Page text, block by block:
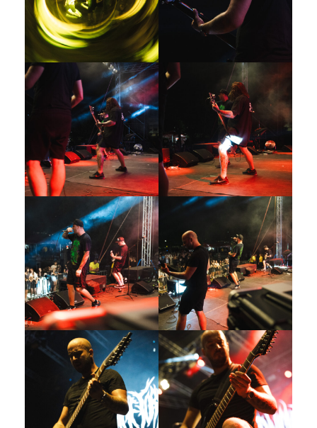
Galerija 2019
Galerija 2022
Galerija 2023
Galerija 2024
Galerija 2025